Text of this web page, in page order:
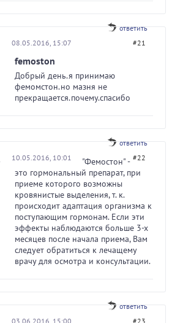
ответить
08.05.2016, 15:07 #21
femoston
Добрый день.я принимаю
фемомстон.но мазня не
прекращается.почему.спасибо
ответить
10.05.2016, 10:01 #22
"Фемостон" -
это гормональный препарат, при
приеме которого возможны
кровянистые выделения, т. к.
происходит адаптация организма к
поступающим гормонам. Если эти
эффекты наблюдаются больше 3-х
месяцев после начала приема, Вам
следует обратиться к лечащему
врачу для осмотра и консультации.
ответить
03.06.2016, 15:00 #23